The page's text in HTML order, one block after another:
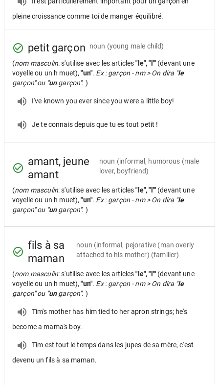
pleine croissance comme toi de manger équilibré.
petit garçon noun (young male child)
(nom masculin: s'utilise avec les articles"le", "l'" (devant une
voyelle ou un h muet),"un". Ex : garçon - nm > On dira "le
garçon" ou "ungarçon". )
I've known you ever since you were a little boy!
Je te connais depuis que tu es tout petit !
amant, jeune
amant
noun (informal, humorous (male
lover, boyfriend)
(nom masculin: s'utilise avec les articles"le", "l'" (devant une
voyelle ou un h muet),"un". Ex : garçon - nm > On dira "le
garçon" ou "ungarçon". )
fils à sa
maman
noun (informal, pejorative (man overly
attached to his mother) (familier)
(nom masculin: s'utilise avec les articles"le", "l'" (devant une
voyelle ou un h muet),"un". Ex : garçon - nm > On dira "le
garçon" ou "ungarçon". )
Tim's mother has him tied to her apron strings; he's
become a mama's boy.
Tim est tout le temps dans les jupes de sa mère, c'est
devenu un fils à sa maman.